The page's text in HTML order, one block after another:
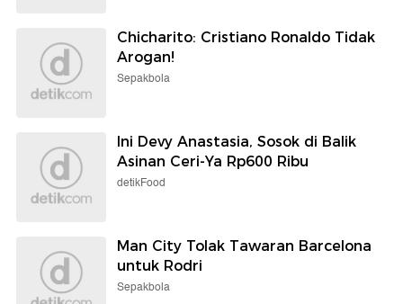
Chicharito: Cristiano Ronaldo Tidak
Arogan!
Sepakbola
Ini Devy Anastasia, Sosok di Balik
Asinan Ceri-Ya Rp600 Ribu
detikFood
Man City Tolak Tawaran Barcelona
untuk Rodri
Sepakbola